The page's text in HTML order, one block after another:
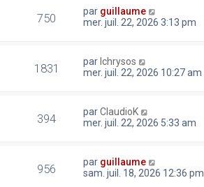
750 par guillaume
mer. juil. 22, 2026 3:13 pm
1831 par lchrysos
mer. juil. 22, 2026 10:27 am
394 parClaudioK
mer. juil. 22, 2026 5:33 am
956 par guillaume
sam. juil. 18, 2026 12:36 pm